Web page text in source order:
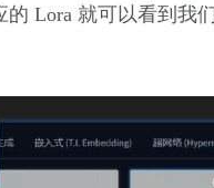
Lora 就可以看到我